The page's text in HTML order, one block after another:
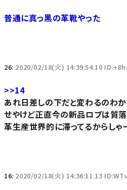
普通に真っ黒の革靴やった
26: 2020/02/18(火) 14:39:54.10
>>14
あれ日差しの下だと変わるのわ
せやけど正直今の新品ロブは質落
革生産世界的に滞ってるからしゃ
16: 2020/02/18(火) 14:36:11.13